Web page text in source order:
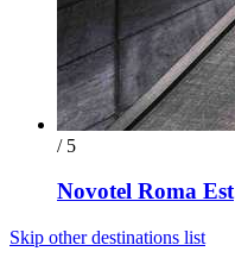
/ 5
Novotel Roma Est
Skip other destinations list